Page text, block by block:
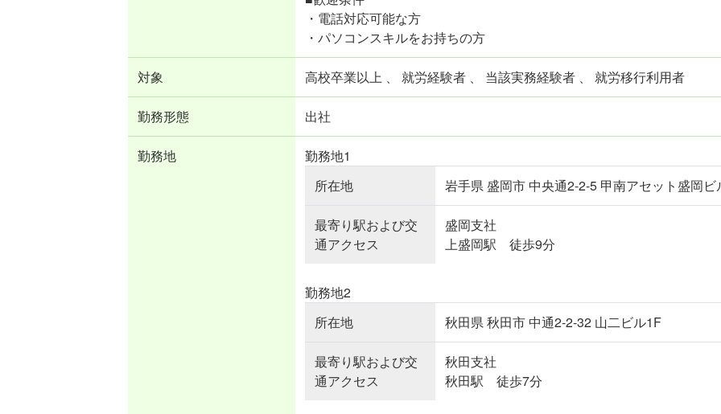
・電話対応可能な方
・パソコンスキルをお持ちの方
対象 高校卒業以上 、 就労経験者 、 当該実務経験者 、 就労移行利用者
勤務形態 出社
勤務地
勤務地1
所在地
岩手県 盛岡市 中央通2-2-5 甲南アセット盛岡ビ
最寄り駅および交
通アクセス
盛岡支社
上盛岡駅 徒歩9分
勤務地2
所在地
秋田県 秋田市 中通2-2-32 山二ビル1F
最寄り駅および交
通アクセス
秋田支社
秋田駅 徒歩7分